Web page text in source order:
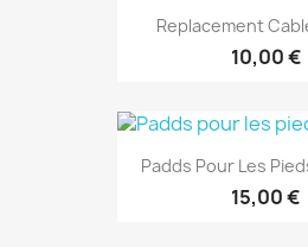
Replacement
10,00 €
Padds Pour Les
15,00 €